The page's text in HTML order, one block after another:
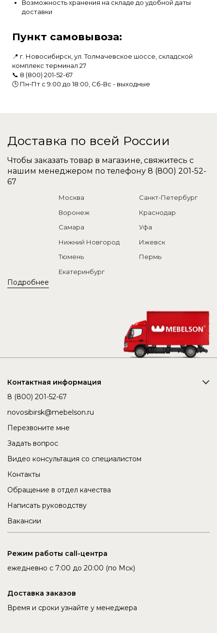
Возможность хранения на складе до удобной даты
доставки
Пункт самовывоза:
📍 г. Новосибирск, ул. Толмачевское шоссе, складской
комплекс терминал 27
📞 8 (800) 201-52-67
🕒 Пн-Пт с 9:00 до 18:00, Сб-Вс - выходные
Доставка по всей России
Чтобы заказать товар в магазине, свяжитесь с
нашим менеджером по телефону 8 (800) 201-52-
67
Подробнее
Москва
Санкт-Петербург
Воронеж
Краснодар
Самара
Уфа
Нижний Новгород
Ижевск
Тюмень
Пермь
Екатеринбург
Контактная информация
8 (800) 201-52-67
novosibirsk@mebelson.ru
Перезвоните мне
Задать вопрос
Видео консультация со специалистом
Контакты
Обращение в отдел качества
Написать руководству
Вакансии
Режим работы call-центра
ежедневно с 7:00 до 20:00 (по Мск)
Доставка заказов
Время и сроки узнайте у менеджера